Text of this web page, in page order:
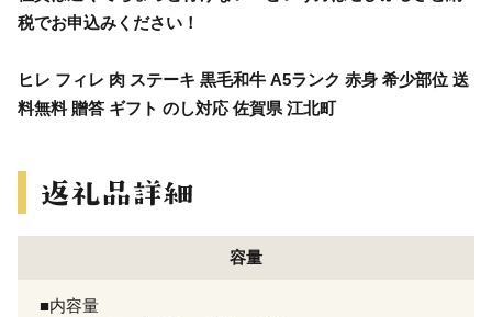
税でお申込みください！
ヒレ フィレ 肉 ステーキ 黒毛和牛 A5ランク 赤身 希少部位 送
料無料 贈答 ギフト のし対応 佐賀県 江北町
容量
■内容量